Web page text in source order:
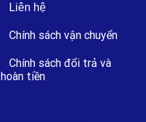
Liên hệ
Chính sách vận chuyển
Chính sách đổi trả và
hoàn tiền